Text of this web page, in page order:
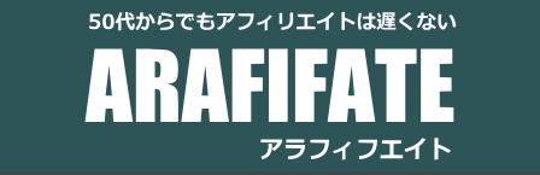
アラフィフエイト｜ 50代からでもアフィリ
エイトは遅くない